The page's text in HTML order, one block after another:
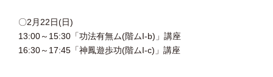
〇2月22日(日)
13:00～15:30「功法有無ム(階ムI-b)」講座
16:30～17:45「神鳳遊歩功(階ムI-c)」講座